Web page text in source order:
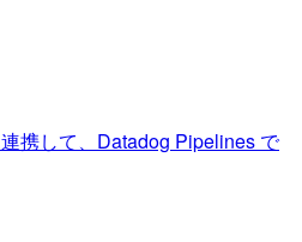
携して、Datadog Pipelines で